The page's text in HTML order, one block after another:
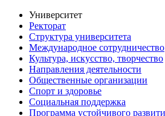
Университет
Ректорат
Структура университета
Международное сотрудничество
Культура, искусство, творчество
Направления деятельности
Общественные организации
Спорт и здоровье
Социальная поддержка
Программа устойчивого